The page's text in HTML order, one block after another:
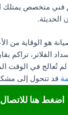
فني متخصص يمتلك
الحديثة.
هو الوقاية من
الفلاتر، تراكم
تُعالج في الوقت
قد تتحول إلى
وفحص كل جزء من
اضغط هنا للاتصال